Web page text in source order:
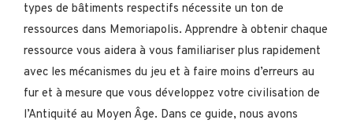
types de bâtiments respectifs nécessite un ton de
ressources dans Memoriapolis. Apprendre à obtenir chaque
ressource vous aidera à vous familiariser plus rapidement
avec les mécanismes du jeu et à faire moins d’erreurs au
fur et à mesure que vous développez votre civilisation de
l’Antiquité au Moyen Âge. Dans ce guide, nous avons